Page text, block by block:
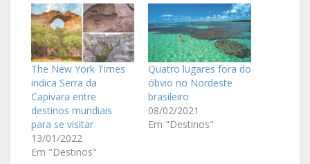
The New York Times
indica Serra da
Capivara entre
destinos mundiais
para se visitar
13/01/2022
Em "Destinos"
Quatro lugares fora do
óbvio no Nordeste
brasileiro
08/02/2021
Em "Destinos"